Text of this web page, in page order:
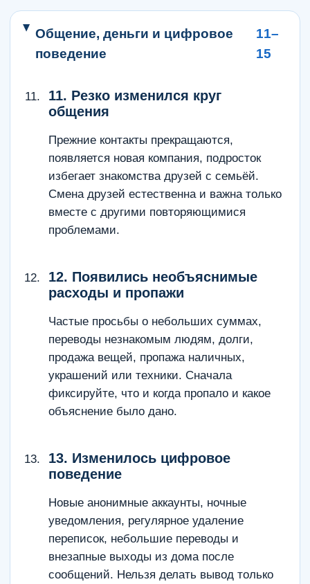
Общение, деньги и цифровое
поведение
11–
15
11. Резко изменился круг
общения
Прежние контакты прекращаются,
появляется новая компания, подросток
избегает знакомства друзей с семьёй.
Смена друзей естественна и важна только
вместе с другими повторяющимися
проблемами.
12. Появились необъяснимые
расходы и пропажи
Частые просьбы о небольших суммах,
переводы незнакомым людям, долги,
продажа вещей, пропажа наличных,
украшений или техники. Сначала
фиксируйте, что и когда пропало и какое
объяснение было дано.
13. Изменилось цифровое
поведение
Новые анонимные аккаунты, ночные
уведомления, регулярное удаление
переписок, небольшие переводы и
внезапные выходы из дома после
сообщений. Нельзя делать вывод только